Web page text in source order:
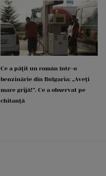
Ce a pățit un român într-o
benzinărie din Bulgaria: „Aveți
mare grijă!”. Ce a observat pe
chitanță